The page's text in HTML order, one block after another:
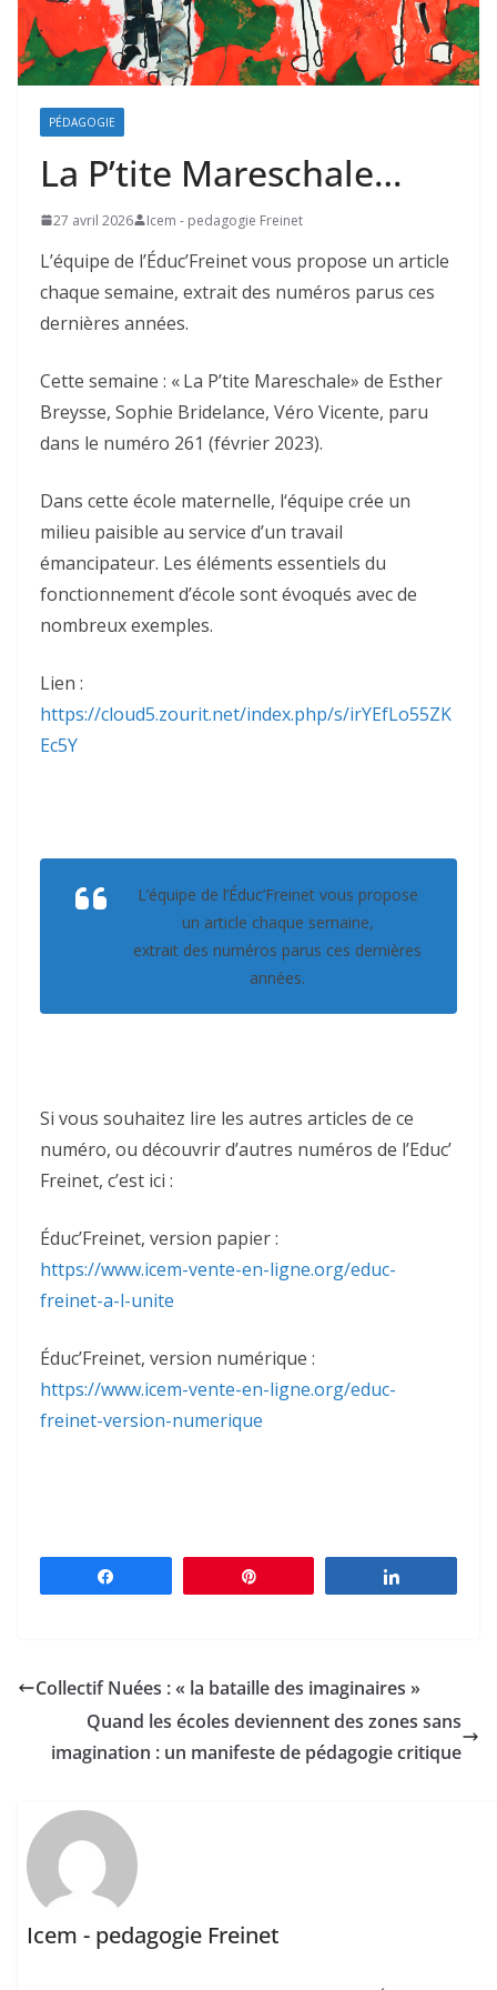
PÉDAGOGIE
La P’tite Mareschale…
27 avril 2026 Icem - pedagogie Freinet
L’équipe de l’Éduc’Freinet vous propose un article
chaque semaine, extrait des numéros parus ces
dernières années.
Cette semaine : « La P’tite Mareschale» de Esther
Breysse, Sophie Bridelance, Véro Vicente, paru
dans le numéro 261 (février 2023).
Dans cette école maternelle, l‘équipe crée un
milieu paisible au service d’un travail
émancipateur. Les éléments essentiels du
fonctionnement d’école sont évoqués avec de
nombreux exemples.
Lien :
https://cloud5.zourit.net/index.php/s/irYEfLo55ZK
Ec5Y
L’équipe de l’Éduc’Freinet vous propose
un article chaque semaine,
extrait des numéros parus ces dernières
années.
Si vous souhaitez lire les autres articles de ce
numéro, ou découvrir d’autres numéros de l’Educ’
Freinet, c’est ici :
Éduc’Freinet, version papier :
https://www.icem-vente-en-ligne.org/educ-
freinet-a-l-unite
Éduc’Freinet, version numérique :
https://www.icem-vente-en-ligne.org/educ-
freinet-version-numerique
Collectif Nuées : « la bataille des imaginaires »
Quand les écoles deviennent des zones sans
imagination : un manifeste de pédagogie critique
Icem - pedagogie Freinet